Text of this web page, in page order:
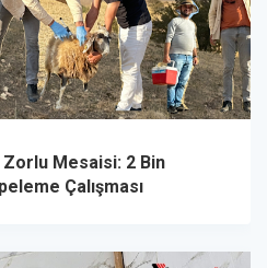
Mesaisi: 2 Bin
Çalışması